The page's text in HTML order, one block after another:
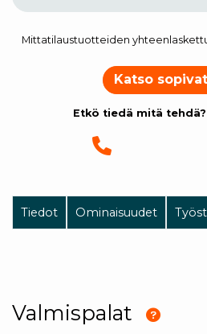
Mittatilaustuotteiden
Katso
Etkö tiedä mitä
Tiedot Ominaisuudet
Valmispalat